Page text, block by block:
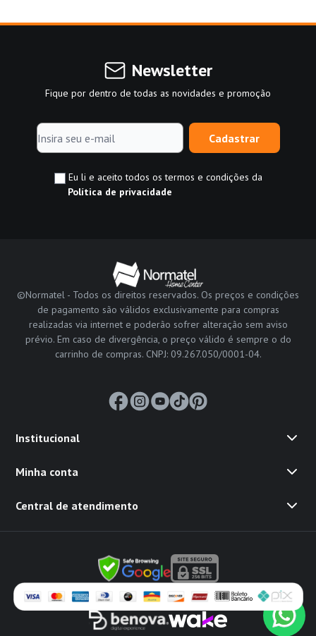
Newsletter
Fique por dentro de todas as novidades e promoção
Cadastrar
Eu li e aceito todos os termos e condições da
Política de privacidade
©Normatel - Todos os direitos reservados. Os preços e condições
de pagamento são válidos exclusivamente para compras
realizadas via internet e poderão sofrer alteração sem aviso
prévio. Em caso de divergência, o preço válido é sempre o do
carrinho de compras. CNPJ: 09.267.050/0001-04.
Institucional
Minha conta
Central de atendimento